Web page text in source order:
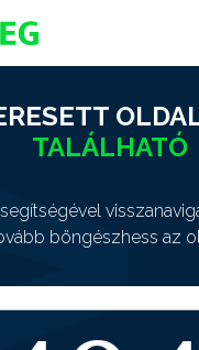
TALÁLHATÓ
böngészhess az